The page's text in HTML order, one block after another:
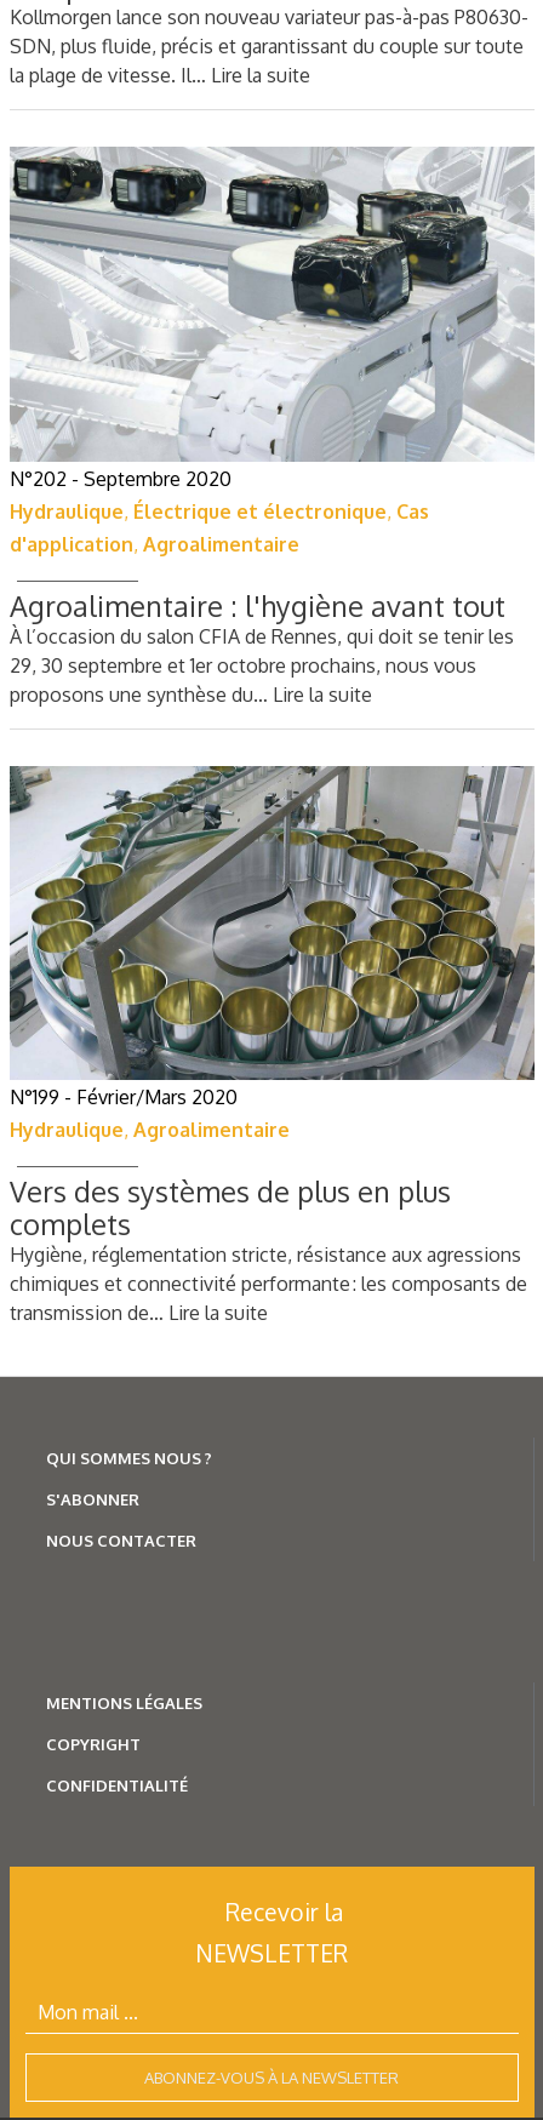
Kollmorgen lance son nouveau variateur pas-à-pas P80630-
SDN, plus fluide, précis et garantissant du couple sur toute
la plage de vitesse. Il… Lire la suite
N°202 - Septembre 2020
Hydraulique, Électrique et électronique, Cas
d'application, Agroalimentaire
Agroalimentaire : l'hygiène avant tout
À l’occasion du salon CFIA de Rennes, qui doit se tenir les
29, 30 septembre et 1er octobre prochains, nous vous
proposons une synthèse du… Lire la suite
N°199 - Février/Mars 2020
Hydraulique, Agroalimentaire
Vers des systèmes de plus en plus
complets
Hygiène, réglementation stricte, résistance aux agressions
chimiques et connectivité performante : les composants de
transmission de… Lire la suite
QUI SOMMES NOUS ?
S'ABONNER
NOUS CONTACTER
MENTIONS LÉGALES
COPYRIGHT
CONFIDENTIALITÉ
Recevoir la
NEWSLETTER
ABONNEZ-VOUS À LA NEWSLETTER